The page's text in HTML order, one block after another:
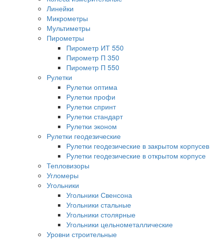
Линейки
Микрометры
Мультиметры
Пирометры
Пирометр ИТ 550
Пирометр П 350
Пирометр П 550
Рулетки
Рулетки оптима
Рулетки профи
Рулетки спринт
Рулетки стандарт
Рулетки эконом
Рулетки геодезические
Рулетки геодезические в закрытом корпусев
Рулетки геодезические в открытом корпусе
Тепловизоры
Угломеры
Угольники
Угольники Свенсона
Угольники стальные
Угольники столярные
Угольники цельнометаллические
Уровни строительные